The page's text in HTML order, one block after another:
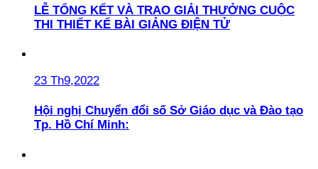
LỄ TỔNG KẾT VÀ TRAO GIẢI THƯỞNG CUỘC
THI THIẾT KẾ BÀI GIẢNG ĐIỆN TỬ
23 Th9,2022
Hội nghị Chuyển đổi số Sở Giáo dục và Đào tạo
Tp. Hồ Chí Minh: